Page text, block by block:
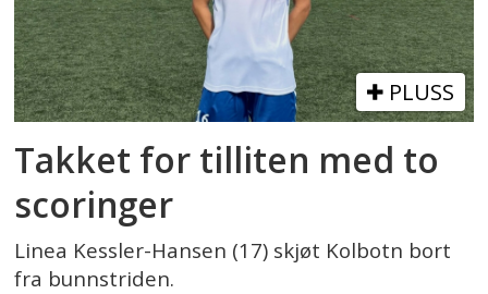
PLUSS
Takket for tilliten med to
scoringer
Linea Kessler-Hansen (17) skjøt Kolbotn bort
fra bunnstriden.